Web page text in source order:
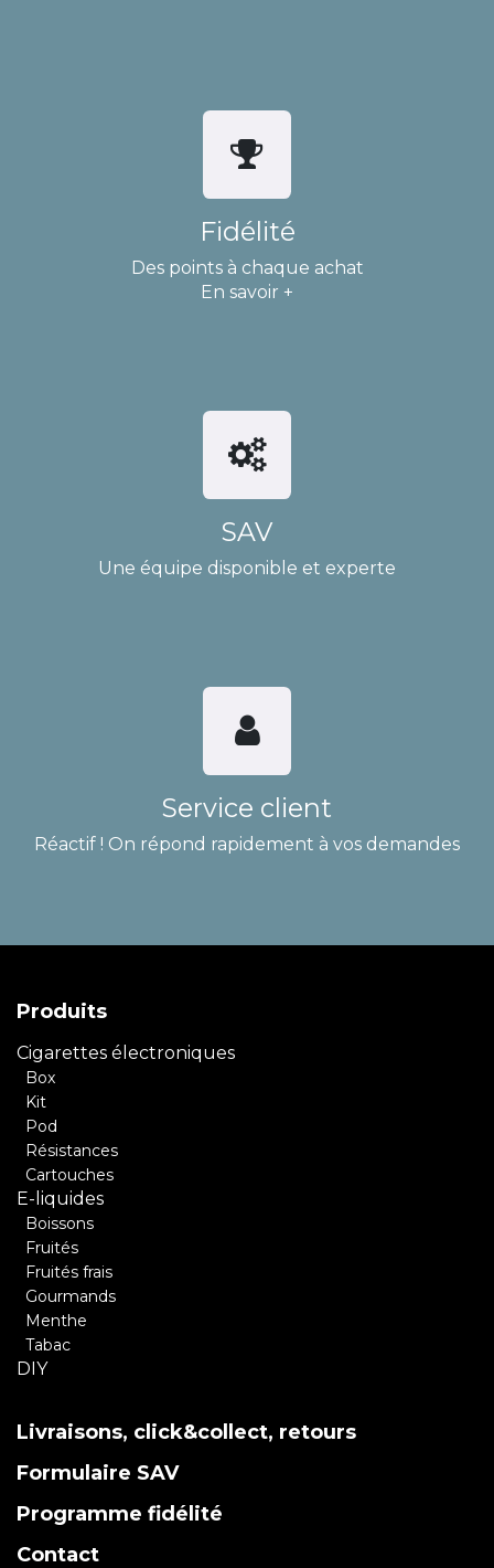
Fidélité
Des points à chaque achat
En savoir +
SAV
Une équipe disponible et experte
Service client
Réactif ! On répond rapidement à vos demandes
Produits
Cigarettes électroniques
Box
Kit
Pod
Résistances
Cartouches
E-liquides
Boissons
Fruités
Fruités frais
Gourmands
Menthe
Tabac
DIY
Livraisons, click&collect, retours
Formulaire SAV
Programme fidélité
Contact